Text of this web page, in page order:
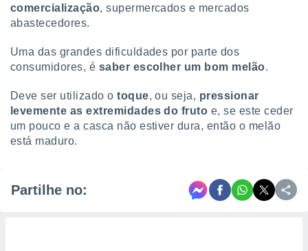
comercialização, supermercados e mercados
abastecedores.
Uma das grandes dificuldades por parte dos
consumidores, é saber escolher um bom melão.
Deve ser utilizado otoque, ou seja, pressionar
levemente as extremidades do fruto e, se este ceder
um pouco e a casca não estiver dura, então o melão
está maduro.
Partilhe no: